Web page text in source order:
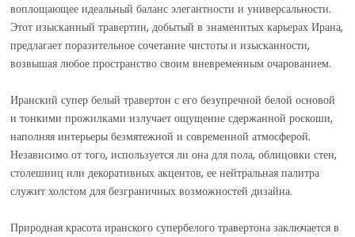
воплощающее идеальный баланс элегантности и универсальности.
Этот изысканный травертин, добытый в знаменитых карьерах Ирана,
предлагает поразительное сочетание чистоты и изысканности,
возвышая любое пространство своим вневременным очарованием.
Иранский супер белый травертон с его безупречной белой основой
и тонкими прожилками излучает ощущение сдержанной роскоши,
наполняя интерьеры безмятежной и современной атмосферой.
Независимо от того, используется ли она для пола, облицовки стен,
столешниц или декоративных акцентов, ее нейтральная палитра
служит холстом для безграничных возможностей дизайна.
Природная красота иранского супербелого травертона заключается в